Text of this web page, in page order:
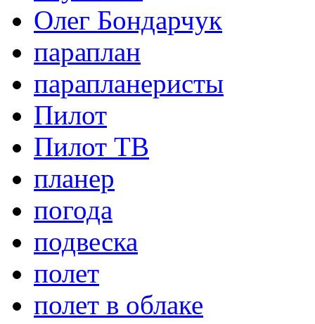
Олег Бондарчук
параплан
парапланеристы
Пилот
Пилот ТВ
планер
погода
подвеска
полет
полет в облаке